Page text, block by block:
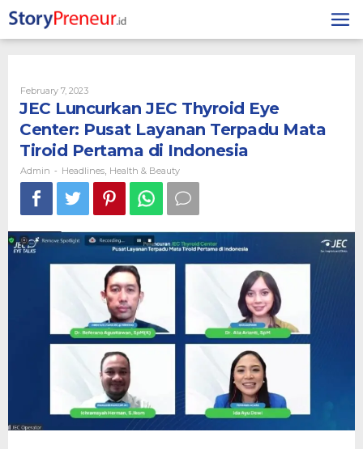
to
content
February 7, 2023By
Admin
JEC Luncurkan JEC Thyroid Eye
Center: Pusat Layanan Terpadu Mata
Tiroid Pertama di Indonesia
Admin - Headlines Health & Beauty